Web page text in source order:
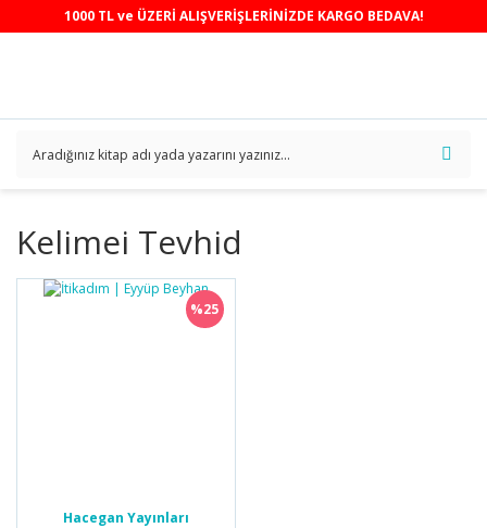
1000 TL ve ÜZERİ ALIŞVERİŞLERİNİZDE KARGO BEDAVA!
Kelimei Tevhid
%25
Hacegan Yayınları